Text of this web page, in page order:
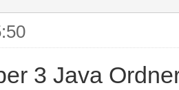
3 Java